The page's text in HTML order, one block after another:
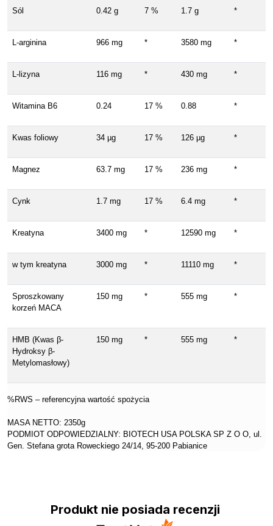
Sól 0.42 g 7 % 1.7 g *
L-arginina 966 mg * 3580 mg *
L-lizyna 116 mg * 430 mg *
Witamina B6 0.24 17 % 0.88 *
Kwas foliowy 34 µg 17 % 126 µg *
Magnez 63.7 mg 17 % 236 mg *
Cynk 1.7 mg 17 % 6.4 mg *
Kreatyna 3400 mg * 12590 mg *
w tym kreatyna 3000 mg * 11110 mg *
Sproszkowany
korzeń MACA
150 mg * 555 mg *
HMB (Kwas β-
Hydroksy β-
Metylomasłowy)
150 mg * 555 mg *
%RWS – referencyjna wartość spożycia
MASA NETTO: 2350g
PODMIOT ODPOWIEDZIALNY: BIOTECH USA POLSKA SP Z O O, ul.
Gen. Stefana grota Roweckiego 24/14, 95-200 Pabianice
Produkt nie posiada recenzji